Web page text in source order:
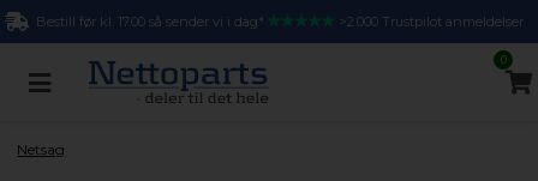
Bestill før kl. 17.00 så sender vi i dag* >2.000 Trustpilot anmeldelser
0
Netsag